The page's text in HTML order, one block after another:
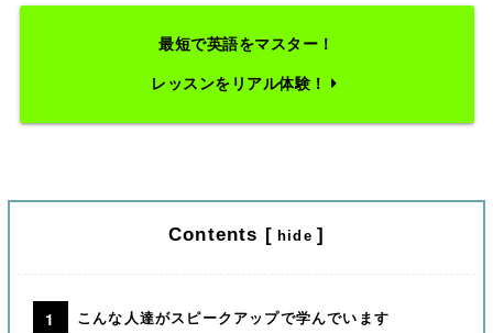
最短で英語をマスター！
レッスンをリアル体験！
Contents [ hide ]
こんな人達がスピークアップで学んでいます